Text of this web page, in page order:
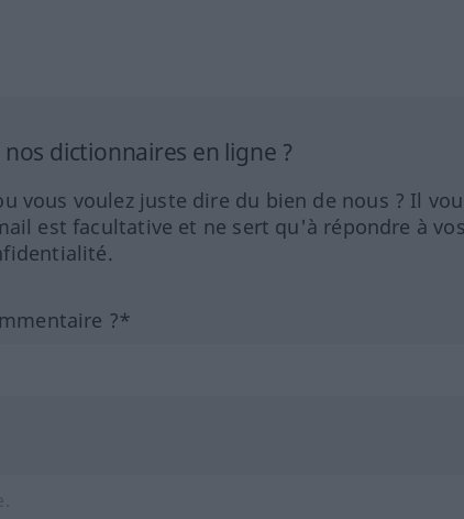
dictionnaires en ligne ?
vous voulez juste dire du bien de nous ? Il
est facultative et ne sert qu'à répondre à
?*